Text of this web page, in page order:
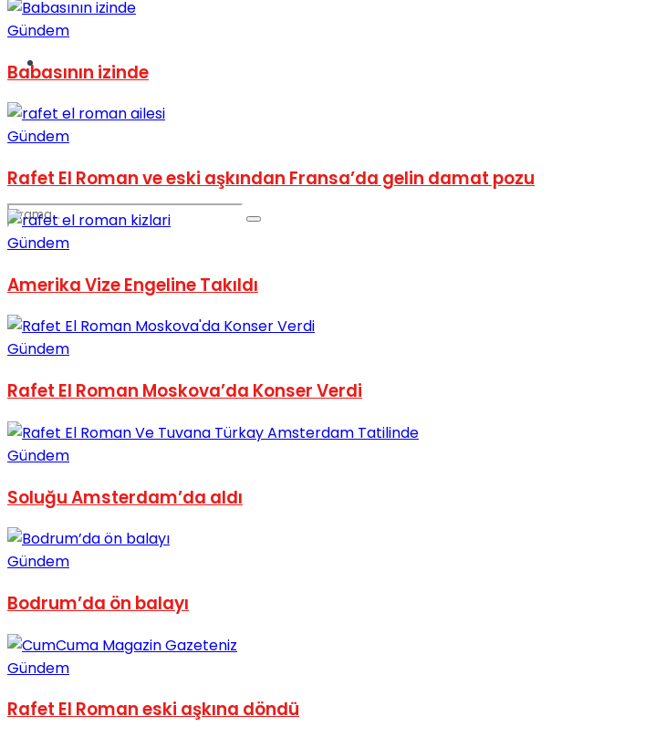
Podcast
No Result
View All Result
Gündem
Babasının izinde
Gündem
Rafet El Roman ve eski aşkından Fransa’da gelin damat pozu
Gündem
Amerika Vize Engeline Takıldı
Gündem
Rafet El Roman Moskova’da Konser Verdi
Gündem
Soluğu Amsterdam’da aldı
Gündem
Bodrum’da ön balayı
Gündem
Rafet El Roman eski aşkına döndü